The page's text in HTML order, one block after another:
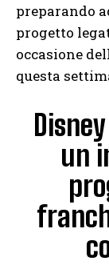
preparando
progetto
occasione
questa
un